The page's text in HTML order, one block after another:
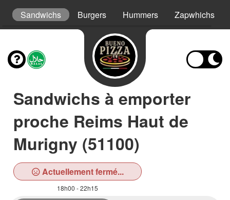
Sandwichs Burgers Hummers Zapwhichs
Sandwichs à emporter
proche Reims Haut de
Murigny (51100)
Actuellement fermé...
18h00 - 22h15